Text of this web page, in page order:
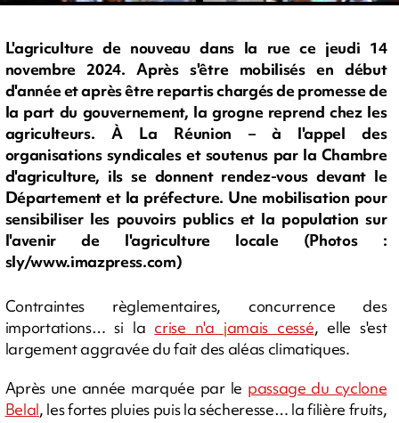
L'agriculture de nouveau dans la rue ce jeudi 14
novembre 2024. Après s'être mobilisés en début
d'année et après être repartis chargés de promesse de
la part du gouvernement, la grogne reprend chez les
agriculteurs. À La Réunion – à l'appel des
organisations syndicales et soutenus par la Chambre
d'agriculture, ils se donnent rendez-vous devant le
Département et la préfecture. Une mobilisation pour
sensibiliser les pouvoirs publics et la population sur
l'avenir de l'agriculture locale (Photos :
sly/www.imazpress.com)
Contraintes règlementaires, concurrence des
importations… si la crise n'a jamais cessé, elle s'est
largement aggravée du fait des aléas climatiques.
Après une année marquée par le passage du cyclone
Belal, les fortes pluies puis la sécheresse… la filière fruits,